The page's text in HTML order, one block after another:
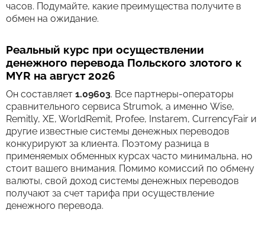
часов. Подумайте, какие преимущества получите в
обмен на ожидание.
Реальный курс при осуществлении
денежного перевода Польского злотого к
MYR на август 2026
Он составляет 1.09603. Все партнеры-операторы
сравнительного сервиса Strumok, а именно Wise,
Remitly, XE, WorldRemit, Profee, Instarem, CurrencyFair и
другие известные системы денежных переводов
конкурируют за клиента. Поэтому разница в
применяемых обменных курсах часто минимальна, но
стоит вашего внимания. Помимо комиссий по обмену
валюты, свой доход системы денежных переводов
получают за счет тарифа при осуществление
денежного перевода.